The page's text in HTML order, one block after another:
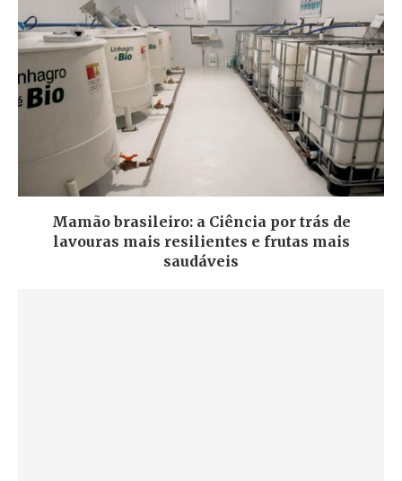
Mamão brasileiro: a Ciência por trás de
lavouras mais resilientes e frutas mais
saudáveis